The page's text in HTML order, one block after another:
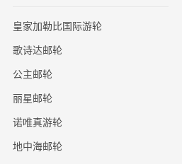
皇家加勒比国际游轮
歌诗达邮轮
公主邮轮
丽星邮轮
诺唯真游轮
地中海邮轮